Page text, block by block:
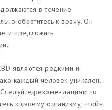
в течение
обратитесь к врачу. Он
и предложить
являются редкими и
каждый человек уникален,
рекомендациям по
к своему организму, чтобы